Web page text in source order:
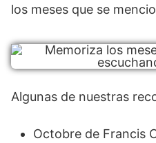
los meses que se
Algunas de nuestras
Octobre de Francis